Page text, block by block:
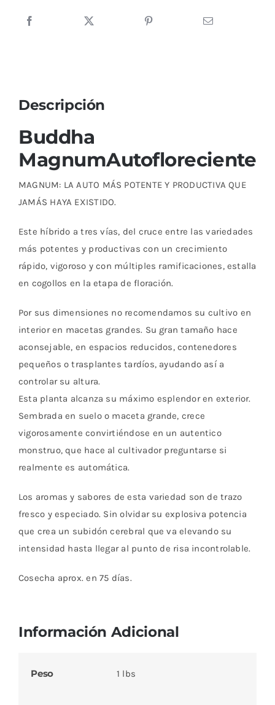
Descripción
Buddha
MagnumAutofloreciente
MAGNUM: LA AUTO MÁS POTENTE Y PRODUCTIVA QUE
JAMÁS HAYA EXISTIDO.
Este híbrido a tres vías, del cruce entre las variedades
más potentes y productivas con un crecimiento
rápido, vigoroso y con múltiples ramificaciones, estalla
en cogollos en la etapa de floración.
Por sus dimensiones no recomendamos su cultivo en
interior en macetas grandes. Su gran tamaño hace
aconsejable, en espacios reducidos, contenedores
pequeños o trasplantes tardíos, ayudando así a
controlar su altura.
Esta planta alcanza su máximo esplendor en exterior.
Sembrada en suelo o maceta grande, crece
vigorosamente convirtiéndose en un autentico
monstruo, que hace al cultivador preguntarse si
realmente es automática.
Los aromas y sabores de esta variedad son de trazo
fresco y especiado. Sin olvidar su explosiva potencia
que crea un subidón cerebral que va elevando su
intensidad hasta llegar al punto de risa incontrolable.
Cosecha aprox. en 75 días.
Información Adicional
Peso 1 lbs